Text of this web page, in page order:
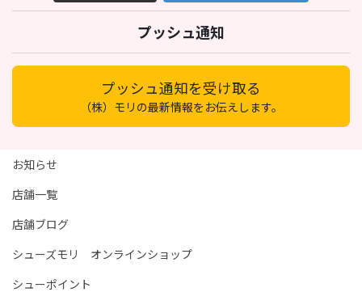
プッシュ通知
プッシュ通知を受け取る
（株）モリの最新情報をお伝えします。
お知らせ
店舗一覧
店舗ブログ
シューズモリ オンラインショップ
シューポイント